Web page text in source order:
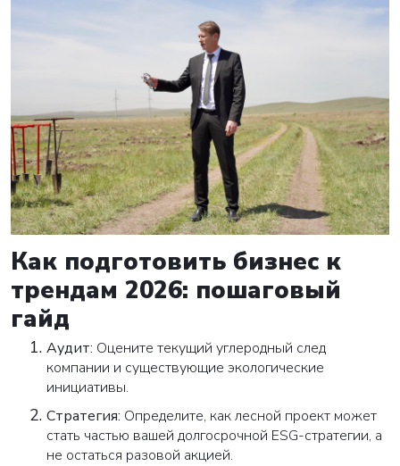
Как подготовить бизнес к
трендам 2026: пошаговый
гайд
Аудит: Оцените текущий углеродный след
компании и существующие экологические
инициативы.
Стратегия: Определите, как лесной проект может
стать частью вашей долгосрочной ESG-стратегии, а
не остаться разовой акцией.